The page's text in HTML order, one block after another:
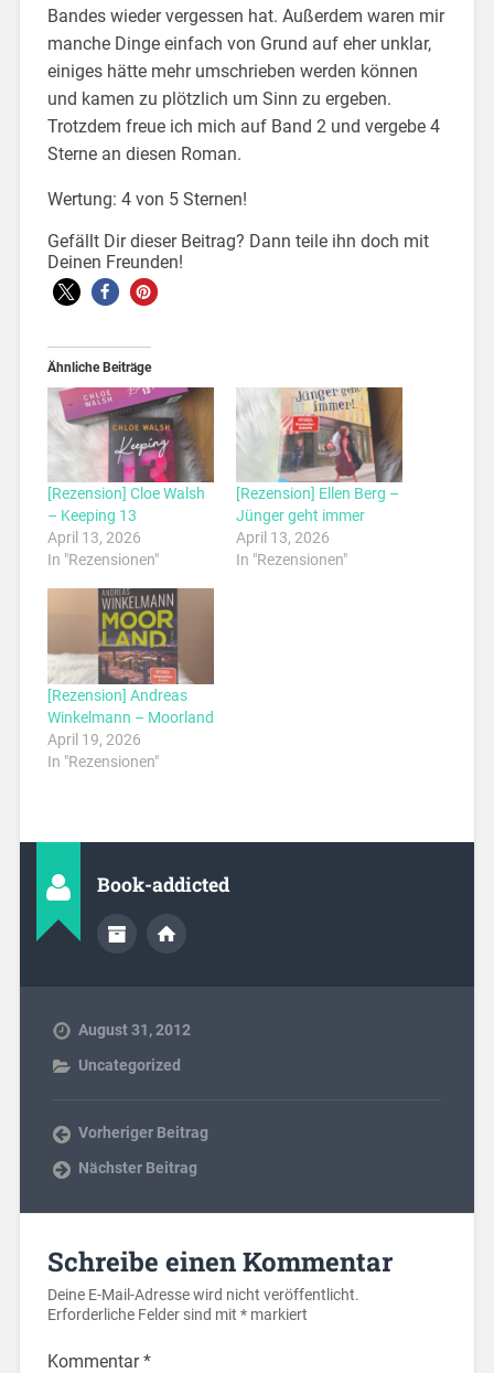
Bandes wieder vergessen hat. Außerdem waren mir
manche Dinge einfach von Grund auf eher unklar,
einiges hätte mehr umschrieben werden können
und kamen zu plötzlich um Sinn zu ergeben.
Trotzdem freue ich mich auf Band 2 und vergebe 4
Sterne an diesen Roman.
Wertung: 4 von 5 Sternen!
Gefällt Dir dieser Beitrag? Dann teile ihn doch mit
Deinen Freunden!
Ähnliche Beiträge
[Rezension] Cloe Walsh
– Keeping 13
April 13, 2026
In "Rezensionen"
[Rezension] Ellen Berg –
Jünger geht immer
April 13, 2026
In "Rezensionen"
[Rezension] Andreas
Winkelmann – Moorland
April 19, 2026
In "Rezensionen"
Book-addicted
August 31, 2012
Uncategorized
Vorheriger Beitrag
Nächster Beitrag
Schreibe einen Kommentar
Deine E-Mail-Adresse wird nicht veröffentlicht.
Erforderliche Felder sind mit *markiert
Kommentar*